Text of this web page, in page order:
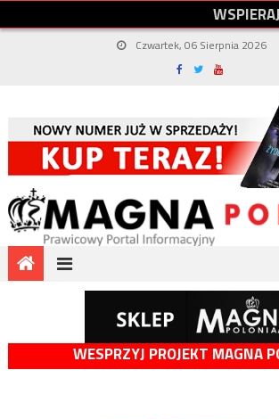
WSPIERAJ
Czwartek, 06 Sierpnia 2026
WESPRZYJ PROJEKT MAGNA